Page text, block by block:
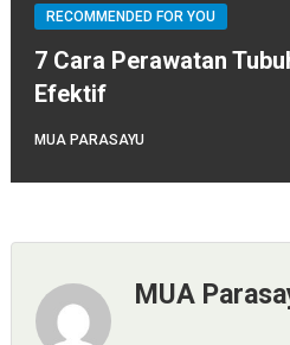
RECOMMENDED FOR YOU
7 Cara Perawatan
Efektif
MUA PARASAYU
MUA